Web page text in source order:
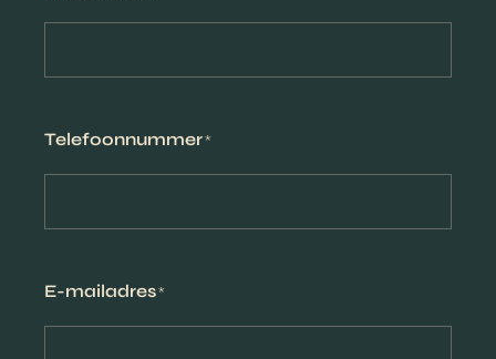
Telefoonnummer*
E-mailadres*